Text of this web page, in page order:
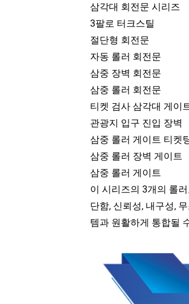
삼각대 회전문 시리즈
3팔로 터크스틸
절단형 회전문
자동 롤러 회전문
삼중 장벽 회전문
삼중 롤러 회전문
티켓 검사 삼각대 게이
관광지 입구 진입 장벽
삼중 롤러 게이트 티켓
삼중 롤러 장벽 게이트
삼중 롤러 게이트
이 시리즈의 3개의 롤
단함, 신뢰성, 내구성,
템과 원활하게 통합될